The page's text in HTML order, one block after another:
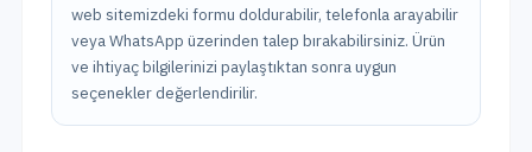
web sitemizdeki formu doldurabilir, telefonla arayabilir
veya WhatsApp üzerinden talep bırakabilirsiniz. Ürün
ve ihtiyaç bilgilerinizi paylaştıktan sonra uygun
seçenekler değerlendirilir.